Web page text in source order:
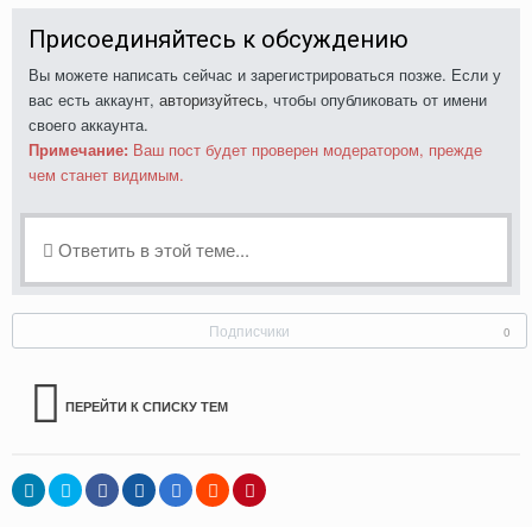
Присоединяйтесь к обсуждению
Вы можете написать сейчас и зарегистрироваться позже. Если у
вас есть аккаунт, авторизуйтесь, чтобы опубликовать от имени
своего аккаунта.
Примечание: Ваш пост будет проверен модератором, прежде
чем станет видимым.
Ответить в этой теме...
Подписчики 0
ПЕРЕЙТИ К СПИСКУ ТЕМ